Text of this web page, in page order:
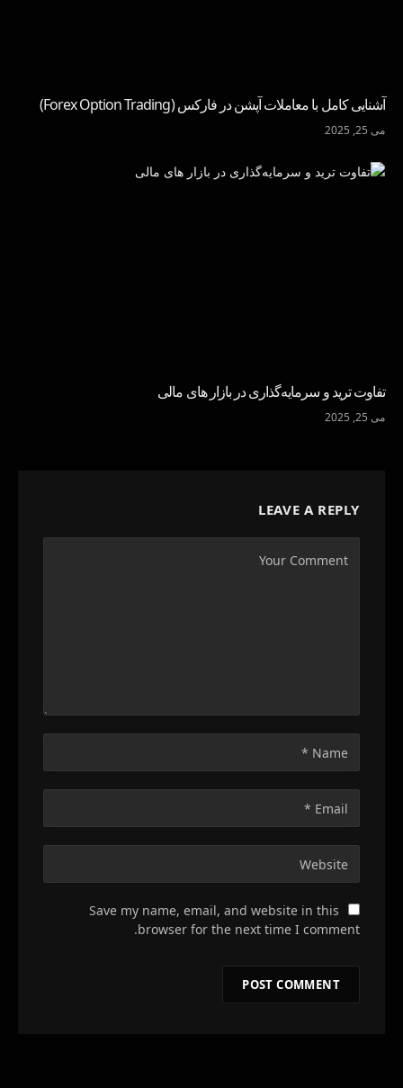
آشنایی کامل با معاملات آپشن در فارکس (Forex Option Trading)
می 25, 2025
تفاوت ترید و سرمایه‌گذاری در بازار های مالی
می 25, 2025
LEAVE A REPLY
Save my name, email, and website in this
browser for the next time I comment.